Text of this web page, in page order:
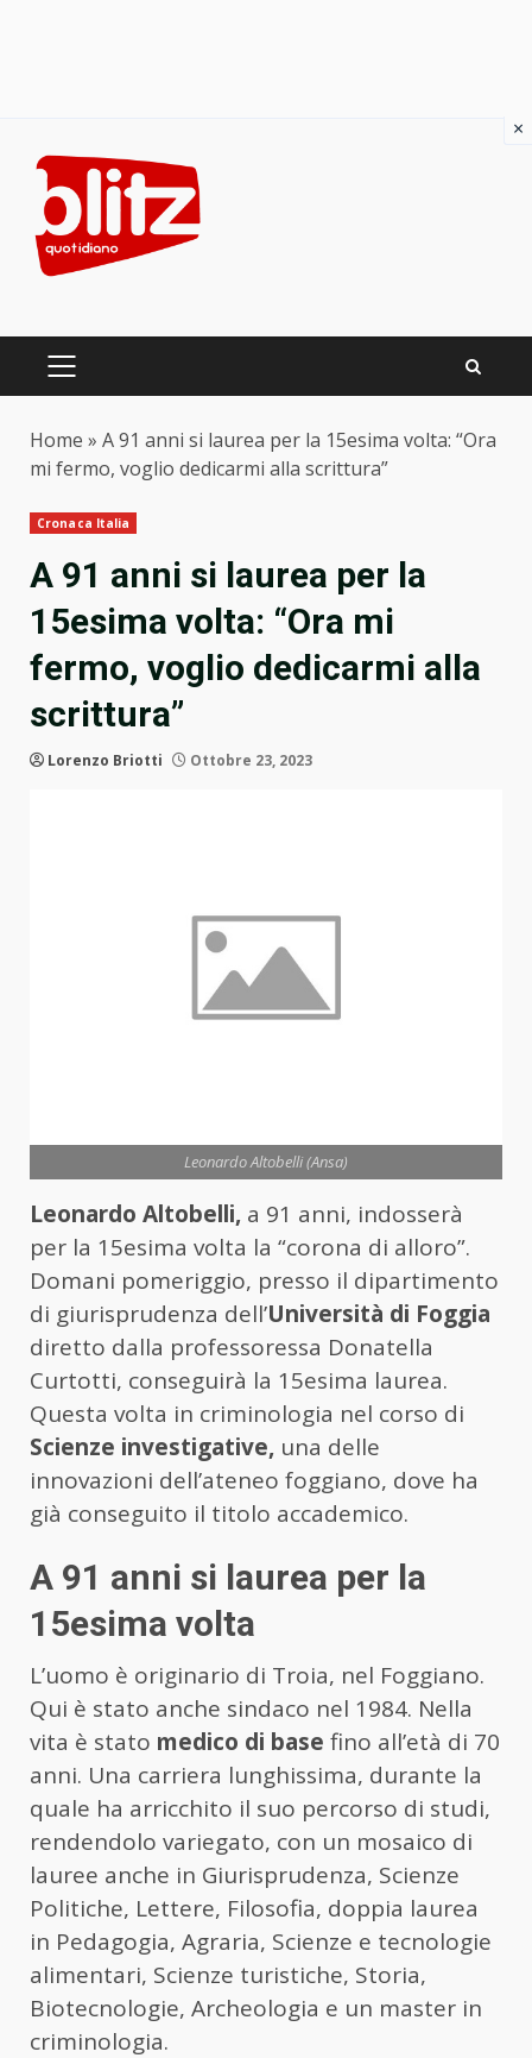
content
PRIMARY
Home » A 91 anni si laurea per la 15esima volta: “Ora
mi fermo, voglio dedicarmi alla scrittura”
Cronaca Italia
A 91 anni si laurea per la
15esima volta: “Ora mi
fermo, voglio dedicarmi alla
scrittura”
Lorenzo Briotti Ottobre 23, 2023
Leonardo Altobelli (Ansa)
Leonardo Altobelli, a 91 anni, indosserà
per la 15esima volta la “corona di alloro”.
Domani pomeriggio, presso il dipartimento
di giurisprudenza dell’Università di Foggia
diretto dalla professoressa Donatella
Curtotti, conseguirà la 15esima laurea.
Questa volta in criminologia nel corso di
Scienze investigative, una delle
innovazioni dell’ateneo foggiano, dove ha
già conseguito il titolo accademico.
A 91 anni si laurea per la
15esima volta
L’uomo è originario di Troia, nel Foggiano.
Qui è stato anche sindaco nel 1984. Nella
vita è stato medico di base fino all’età di 70
anni. Una carriera lunghissima, durante la
quale ha arricchito il suo percorso di studi,
rendendolo variegato, con un mosaico di
lauree anche in Giurisprudenza, Scienze
Politiche, Lettere, Filosofia, doppia laurea
in Pedagogia, Agraria, Scienze e tecnologie
alimentari, Scienze turistiche, Storia,
Biotecnologie, Archeologia e un master in
criminologia.
×